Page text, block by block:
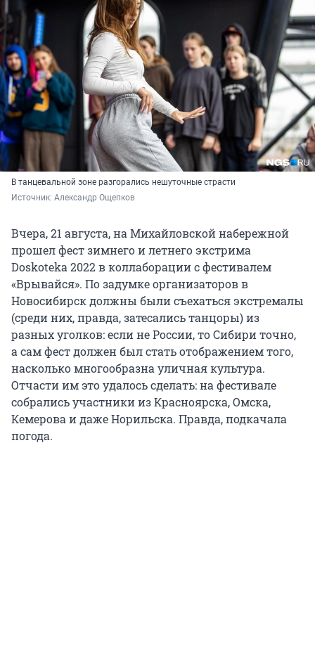
В танцевальной зоне разгорались нешуточные страсти
Источник: Александр Ощепков
Вчера, 21 августа, на Михайловской набережной
прошел фест зимнего и летнего экстрима
Doskoteka 2022 в коллаборации с фестивалем
«Врывайся». По задумке организаторов в
Новосибирск должны были съехаться экстремалы
(среди них, правда, затесались танцоры) из
разных уголков: если не России, то Сибири точно,
а сам фест должен был стать отображением того,
насколько многообразна уличная культура.
Отчасти им это удалось сделать: на фестивале
собрались участники из Красноярска, Омска,
Кемерова и даже Норильска. Правда, подкачала
погода.